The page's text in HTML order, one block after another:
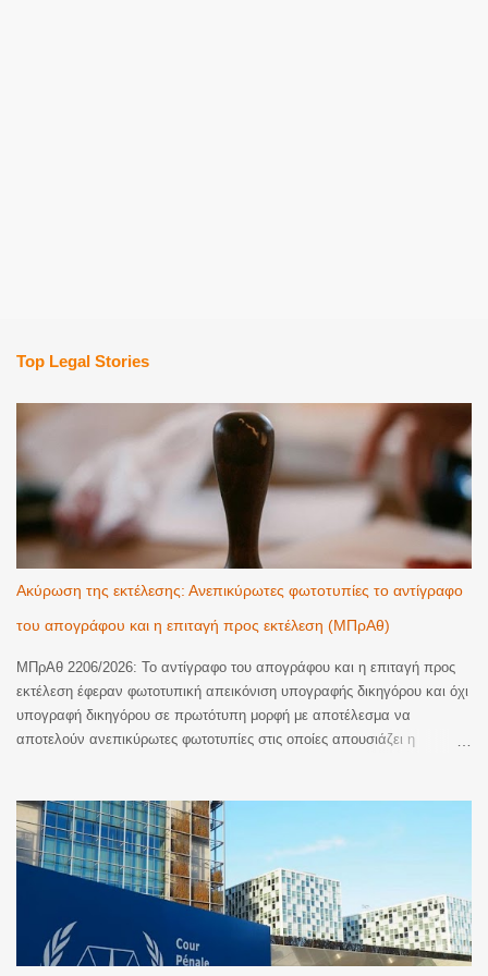
Top Legal Stories
Ακύρωση της εκτέλεσης: Ανεπικύρωτες φωτοτυπίες το αντίγραφο
του απογράφου και η επιταγή προς εκτέλεση (ΜΠρΑθ)
ΜΠρΑθ 2206/2026: Το αντίγραφο του απογράφου και η επιταγή προς
εκτέλεση έφεραν φωτοτυπική απεικόνιση υπογραφής δικηγόρου και όχι
υπογραφή δικηγόρου σε πρωτότυπη μορφή με αποτέλεσμα να
αποτελούν ανεπικύρωτες φωτοτυπίες στις οποίες απουσιάζει η
Πρωτοδικείου Αθηνών (Περιουσιακές διαφορές – Ανακοπές Εκτέλεσης)
έγινε δεκτός λόγος ανακοπής που αφορούσε την έλλειψη αποδεικτικής
ισχύος του αντιγράφου εξ απογράφου εκτελεστού που κοινοποιήθηκε
με την επιταγή προς πληρωμή για να ξεκινήσει η διαδικασία της
εκτέλεσης. Όπως κρίθηκε, το αντίγραφο εξ απογράφου εκτελεστού
που κοινοποιήθηκε δεν είχε επικυρωθεί αυτοτελώς και νομίμως παρότι
αποτελεί διακριτό έγγραφο από την επιταγή. Παράλληλα, και η επιταγή